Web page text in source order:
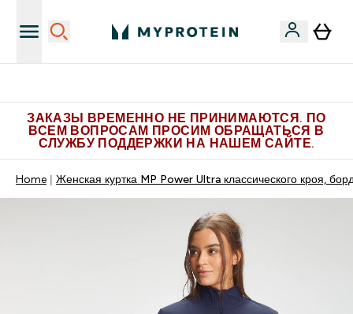
ЗАКАЗЫ ВРЕМЕННО НЕ ПРИНИМАЮТСЯ. ПО
ВСЕМ ВОПРОСАМ ПРОСИМ ОБРАЩАТЬСЯ В
СЛУЖБУ ПОДДЕРЖКИ НА НАШЕМ САЙТЕ.
Home Женская куртка MP Power Ultra классического кроя,